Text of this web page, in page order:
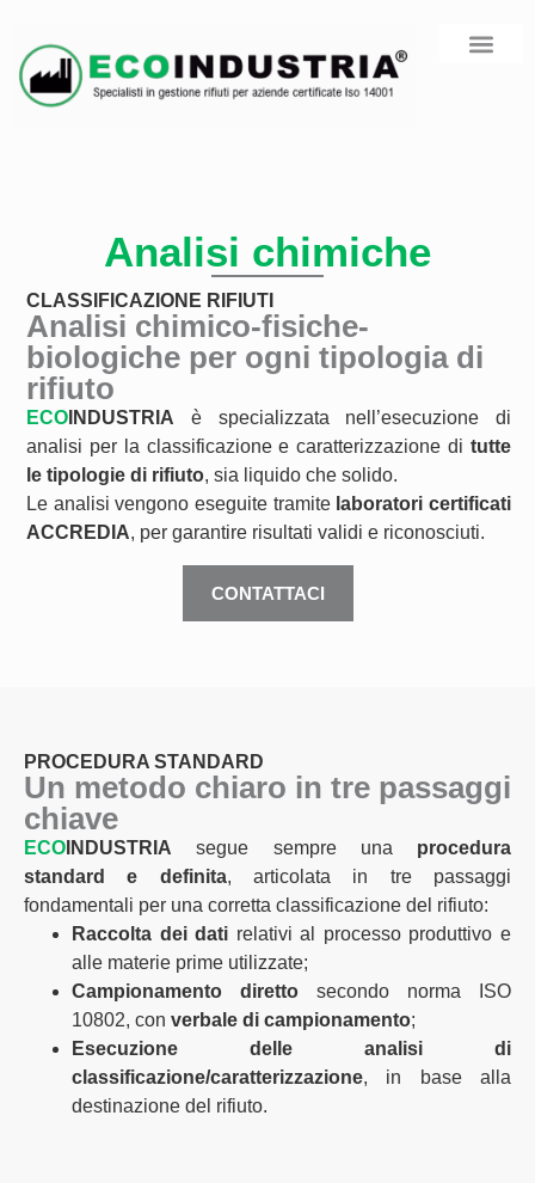
Analisi chimiche
CLASSIFICAZIONE RIFIUTI
Analisi chimico-fisiche-
biologiche per ogni tipologia di
rifiuto
ECO INDUSTRIA è specializzata nell’esecuzione di
analisi per la classificazione e caratterizzazione di tutte
le tipologie di rifiuto, sia liquido che solido.
Le analisi vengono eseguite tramite laboratori certificati
ACCREDIA, per garantire risultati validi e riconosciuti.
CONTATTACI
PROCEDURA STANDARD
Un metodo chiaro in tre passaggi
chiave
ECO INDUSTRIA segue sempre una procedura
standard e definita, articolata in tre passaggi
fondamentali per una corretta classificazione del rifiuto:
Raccolta dei dati relativi al processo produttivo e
alle materie prime utilizzate;
Campionamento diretto secondo norma ISO
10802, con verbale di campionamento;
Esecuzione delle analisi di
classificazione/caratterizzazione, in base alla
destinazione del rifiuto.